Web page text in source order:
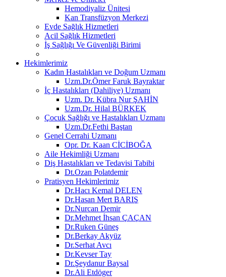
Hemodiyaliz Ünitesi
Kan Transfüzyon Merkezi
Evde Sağlık Hizmetleri
Acil Sağlık Hizmetleri
İş Sağlığı Ve Güvenliği Birimi
Hekimlerimiz
Kadın Hastalıkları ve Doğum Uzmanı
Uzm.Dr.Ömer Faruk Bayraktar
İç Hastalıkları (Dahiliye) Uzmanı
Uzm. Dr. Kübra Nur ŞAHİN
Uzm.Dr. Hilal BÜRKEK
Çocuk Sağlığı ve Hastalıkları Uzmanı
Uzm.Dr.Fethi Baştan
Genel Cerrahi Uzmanı
Opr. Dr. Kaan CİCİBOĞA
Aile Hekimliği Uzmanı
Diş Hastalıkları ve Tedavisi Tabibi
Dt.Ozan Polatdemir
Pratisyen Hekimlerimiz
Dr.Hacı Kemal DELEN
Dr.Hasan Mert BARIŞ
Dr.Nurcan Demir
Dr.Mehmet İhsan ÇAÇAN
Dr.Ruken Güneş
Dr.Berkay Akyüz
Dr.Serhat Avcı
Dr.Kevser Tay
Dr.Şeydanur Baysal
Dr.Ali Etdöger